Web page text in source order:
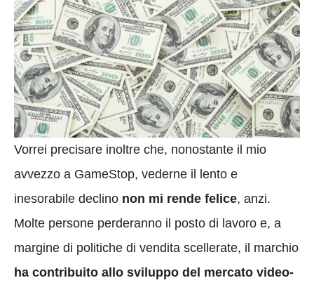
Vorrei precisare inoltre che, nonostante il mio
avvezzo a GameStop, vederne il lento e
inesorabile declino non mi rende felice, anzi.
Molte persone perderanno il posto di lavoro e, a
margine di politiche di vendita scellerate, il marchio
ha contribuito allo sviluppo del mercato video-